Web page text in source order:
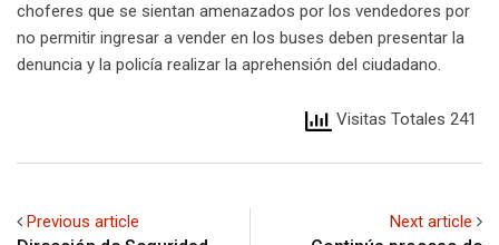
choferes que se sientan amenazados por los vendedores por
no permitir ingresar a vender en los buses deben presentar la
denuncia y la policía realizar la aprehensión del ciudadano.
Visitas Totales 241
Previous article Next article